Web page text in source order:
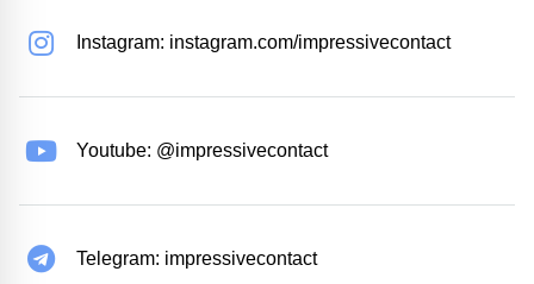
Instagram: instagram.com/impressivecontact
Youtube: @impressivecontact
Telegram: impressivecontact